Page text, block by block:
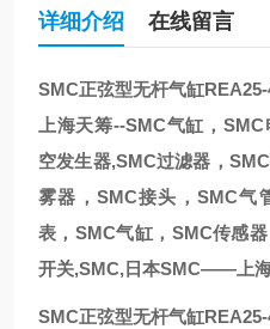
详细介绍 在线留言
SMC正弦型无杆气缸REA25-
上海天筹--SMC气缸，
空发生器,SMC过滤器，
雾器，SMC接头，SMC气
表，SMC气缸，SMC传感
开关,SMC,日本SMC——上
SMC正弦型无杆气缸REA25-